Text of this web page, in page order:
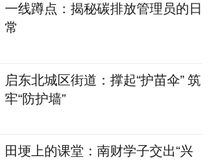
一线蹲点：揭秘碳排放管理员的日
常
启东北城区街道：撑起“护苗伞” 筑
牢“防护墙”
田埂上的课堂：南财学子交出“兴